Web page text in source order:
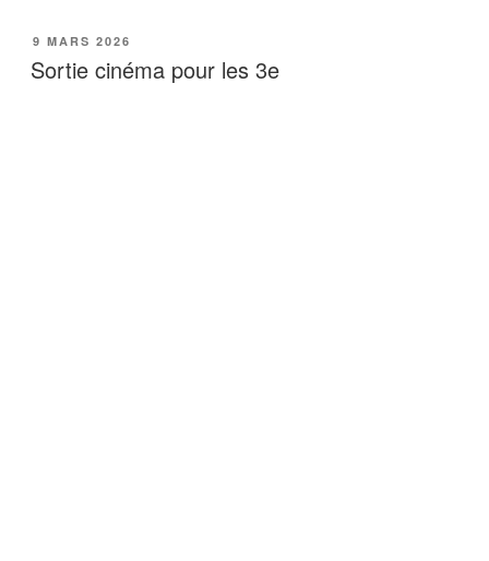
PUBLIÉ
LE
9 MARS 2026
Sortie cinéma pour les 3e